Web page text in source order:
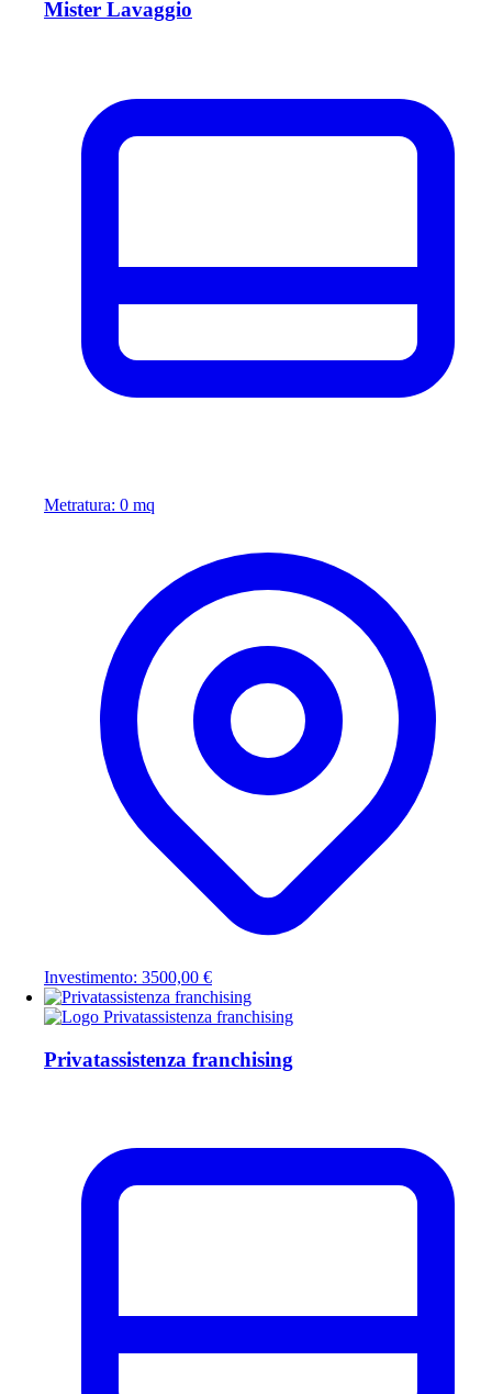
Mister Lavaggio
Metratura: 0 mq
Investimento: 3500,00 €
Privatassistenza franchising